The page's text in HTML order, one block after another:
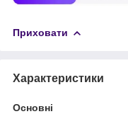
Приховати
Характеристики
Основні